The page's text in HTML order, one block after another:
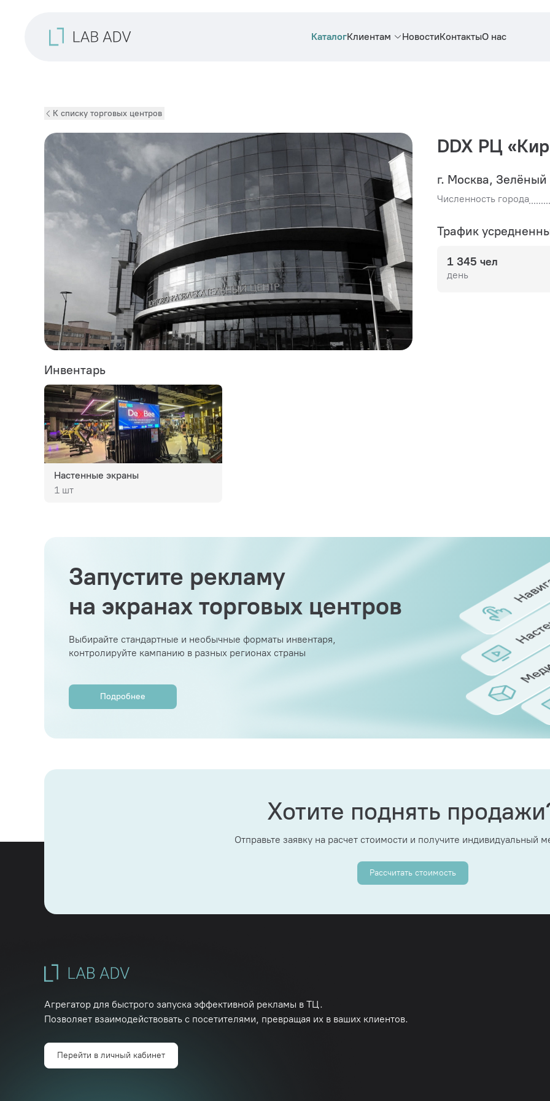
КаталогКлиентам НовостиКонтактыО нас
К списку торговых центров
Инвентарь
Настенные экраны
1 шт
DDX РЦ
г. Москва, Зелёный
Численность города
Трафик
1 345 чел
день
Запустите рекламу
на экранах торговых центров
Выбирайте стандартные и необычные форматы инвентаря,
контролируйте кампанию в разных регионах страны
Подробнее
Хотите поднять
Отправьте заявку на расчет стоимости и получите индивидуальный
Рассчитать стоимость
Агрегатор для быстрого запуска эффективной рекламы в ТЦ.
Позволяет взаимодействовать с посетителями, превращая их в ваших клиентов.
Перейти в личный кабинет